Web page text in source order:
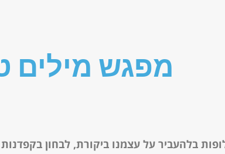
מפגש מילים
בלהעביר על עצמנו ביקורת, לבחון